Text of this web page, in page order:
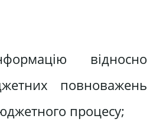
відносно
повноважень
процесу;